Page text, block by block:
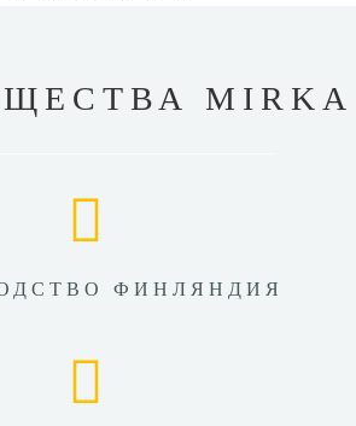
MIRKA
ФИНЛЯНДИЯ